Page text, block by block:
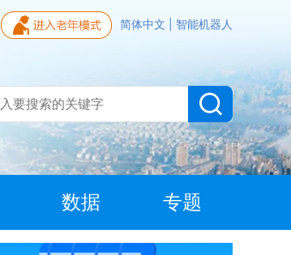
简体中文 智能机器人
数据 专题